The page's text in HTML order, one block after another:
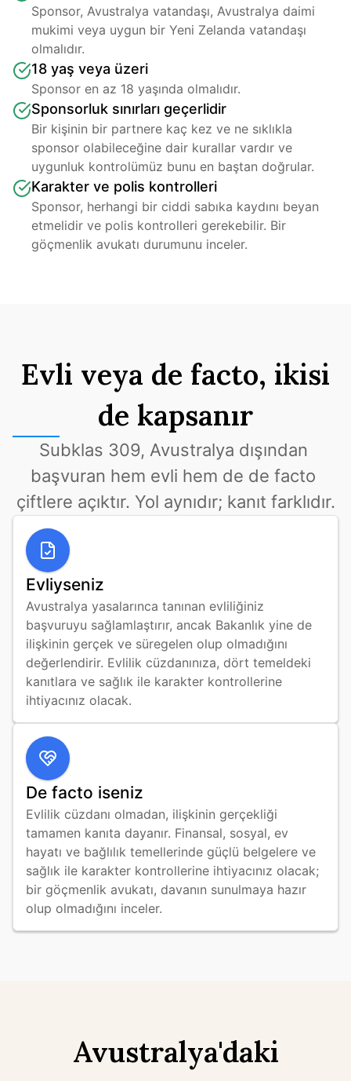
Sponsor, Avustralya vatandaşı, Avustralya daimi
mukimi veya uygun bir Yeni Zelanda vatandaşı
olmalıdır.
18 yaş veya üzeri
Sponsor en az 18 yaşında olmalıdır.
Sponsorluk sınırları geçerlidir
Bir kişinin bir partnere kaç kez ve ne sıklıkla
sponsor olabileceğine dair kurallar vardır ve
uygunluk kontrolümüz bunu en baştan doğrular.
Karakter ve polis kontrolleri
Sponsor, herhangi bir ciddi sabıka kaydını beyan
etmelidir ve polis kontrolleri gerekebilir. Bir
göçmenlik avukatı durumunu inceler.
Evli veya de facto, ikisi
de kapsanır
Subklas 309, Avustralya dışından
başvuran hem evli hem de de facto
çiftlere açıktır. Yol aynıdır; kanıt farklıdır.
Evliyseniz
Avustralya yasalarınca tanınan evliliğiniz
başvuruyu sağlamlaştırır, ancak Bakanlık yine de
ilişkinin gerçek ve süregelen olup olmadığını
değerlendirir. Evlilik cüzdanınıza, dört temeldeki
kanıtlara ve sağlık ile karakter kontrollerine
ihtiyacınız olacak.
De facto iseniz
Evlilik cüzdanı olmadan, ilişkinin gerçekliği
tamamen kanıta dayanır. Finansal, sosyal, ev
hayatı ve bağlılık temellerinde güçlü belgelere ve
sağlık ile karakter kontrollerine ihtiyacınız olacak;
bir göçmenlik avukatı, davanın sunulmaya hazır
olup olmadığını inceler.
Avustralya'daki